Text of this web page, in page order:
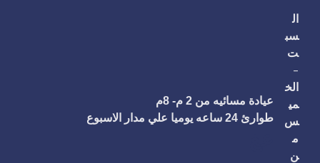
ال
سب
ت
-
الخ
مي
س
م
ن
عيادة مسائيه من 2 م- 8م
طوارئ 24 ساعه يوميا علي مدار الاسبوع